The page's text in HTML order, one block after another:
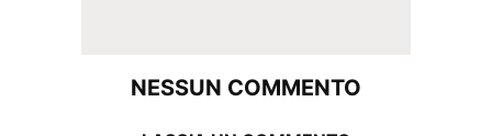
NESSUN COMMENTO